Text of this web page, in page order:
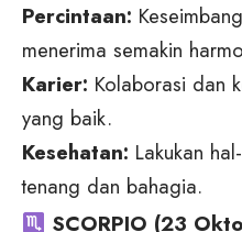
Percintaan:
menerima semakin
Karier: Kolaborasi dan
yang baik.
Kesehatan: Lakukan
tenang dan bahagia.
SCORPIO (23